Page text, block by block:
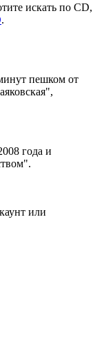
искать по CD,
.
пешком от
года и
или